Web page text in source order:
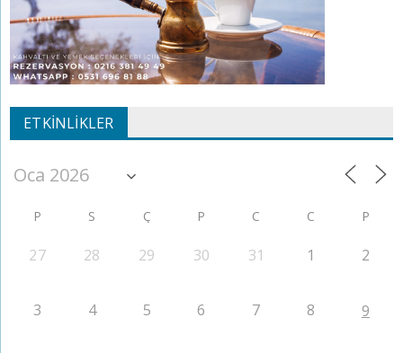
ETKINLIKLER
P S Ç P C C P
27 28 29 30 31 1 2
3 4 5 6 7 8 9